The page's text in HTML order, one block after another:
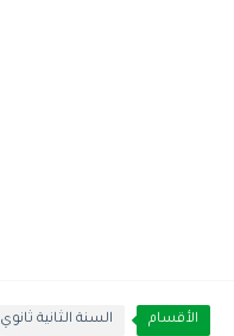
الأقسام السنة الثانية ثانوي